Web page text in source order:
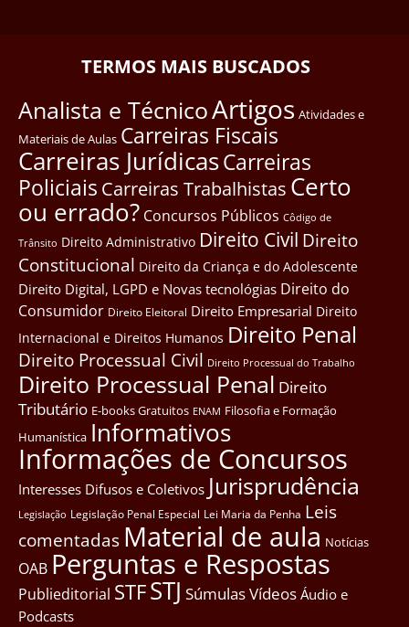
TERMOS MAIS BUSCADOS
Analista e TécnicoArtigos Atividades e
Materiais de Aulas Carreiras Fiscais
Carreiras JurídicasCarreiras
Policiais Carreiras Trabalhistas Certo
ou errado? Concursos Públicos Côdigo de
Trânsito Direito Administrativo Direito Civil Direito
Constitucional Direito da Criança e do Adolescente
Direito Digital, LGPD e Novas tecnológias Direito do
Consumidor Direito Eleitoral Direito Empresarial Direito
Internacional e Direitos Humanos Direito Penal
Direito Processual Civil Direito Processual do Trabalho
Direito Processual Penal Direito
Tributário E-books Gratuitos ENAM Filosofia e Formação
Humanística Informativos
Informações de Concursos
Interesses Difusos e Coletivos Jurisprudência
Legislação Legislação Penal Especial Lei Maria da Penha Leis
comentadas Material de aula Notícias
OAB Perguntas e Respostas
Publieditorial STFSTJ SúmulasVídeos Áudio e
Podcasts